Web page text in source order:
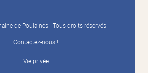
de Poulaines - Tous droits réservés
Contactez-nous !
Vie privée